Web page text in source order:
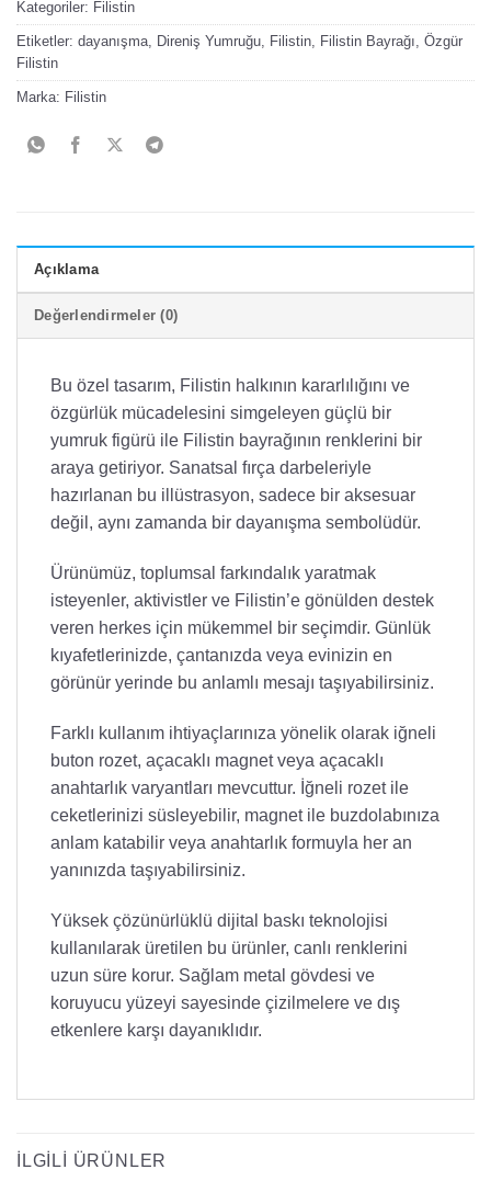
Kategoriler: Filistin
Etiketler: dayanışma, Direniş Yumruğu, Filistin, Filistin Bayrağı, Özgür
Filistin
Marka: Filistin
Açıklama
Değerlendirmeler (0)
Bu özel tasarım, Filistin halkının kararlılığını ve
özgürlük mücadelesini simgeleyen güçlü bir
yumruk figürü ile Filistin bayrağının renklerini bir
araya getiriyor. Sanatsal fırça darbeleriyle
hazırlanan bu illüstrasyon, sadece bir aksesuar
değil, aynı zamanda bir dayanışma sembolüdür.
Ürünümüz, toplumsal farkındalık yaratmak
isteyenler, aktivistler ve Filistin’e gönülden destek
veren herkes için mükemmel bir seçimdir. Günlük
kıyafetlerinizde, çantanızda veya evinizin en
görünür yerinde bu anlamlı mesajı taşıyabilirsiniz.
Farklı kullanım ihtiyaçlarınıza yönelik olarak iğneli
buton rozet, açacaklı magnet veya açacaklı
anahtarlık varyantları mevcuttur. İğneli rozet ile
ceketlerinizi süsleyebilir, magnet ile buzdolabınıza
anlam katabilir veya anahtarlık formuyla her an
yanınızda taşıyabilirsiniz.
Yüksek çözünürlüklü dijital baskı teknolojisi
kullanılarak üretilen bu ürünler, canlı renklerini
uzun süre korur. Sağlam metal gövdesi ve
koruyucu yüzeyi sayesinde çizilmelere ve dış
etkenlere karşı dayanıklıdır.
İLGILI ÜRÜNLER